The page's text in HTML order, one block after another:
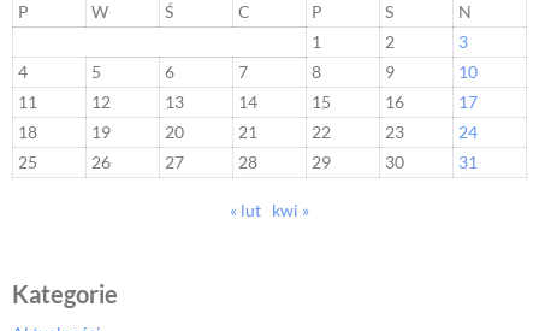
P
W Ś C P S
N
1
2
3
4
5 6 7 8 9
10
11
12 13 14 15 16
17
18
19 20 21 22 23
24
25
26 27 28 29 30 31
« lut kwi »
Kategorie